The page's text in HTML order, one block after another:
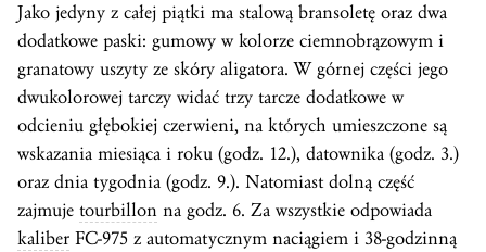
Jako jedyny z całej piątki ma stalową bransoletę oraz dwa
dodatkowe paski: gumowy w kolorze ciemnobrązowym i
granatowy uszyty ze skóry aligatora. W górnej części jego
dwukolorowej tarczy widać trzy tarcze dodatkowe w
odcieniu głębokiej czerwieni, na których umieszczone są
wskazania miesiąca i roku (godz. 12.), datownika (godz. 3.)
oraz dnia tygodnia (godz. 9.). Natomiast dolną część
zajmuje tourbillon na godz. 6. Za wszystkie odpowiada
kaliber FC-975 z automatycznym naciągiem i 38-godzinną